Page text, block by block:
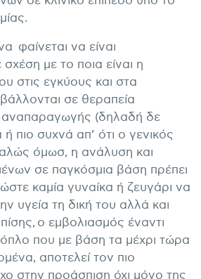
φαίνεται να είναι
με το ποια είναι η
στις εγκύους και στα
σε θεραπεία
(δηλαδή δε
πιο συχνά απ’ ότι ο γενικός
όμωσ, η ανάλυση και
σε παγκόσμια βάση πρέπει
καμία γυναίκα ή ζευγάρι να
υγεία τη δική του αλλά και
ο εμβολιασμός έναντι
όπλο που με βάση τα μέχρι τώρα
αποτελεί τον πιο
στην προάσπιση όχι μόνο της